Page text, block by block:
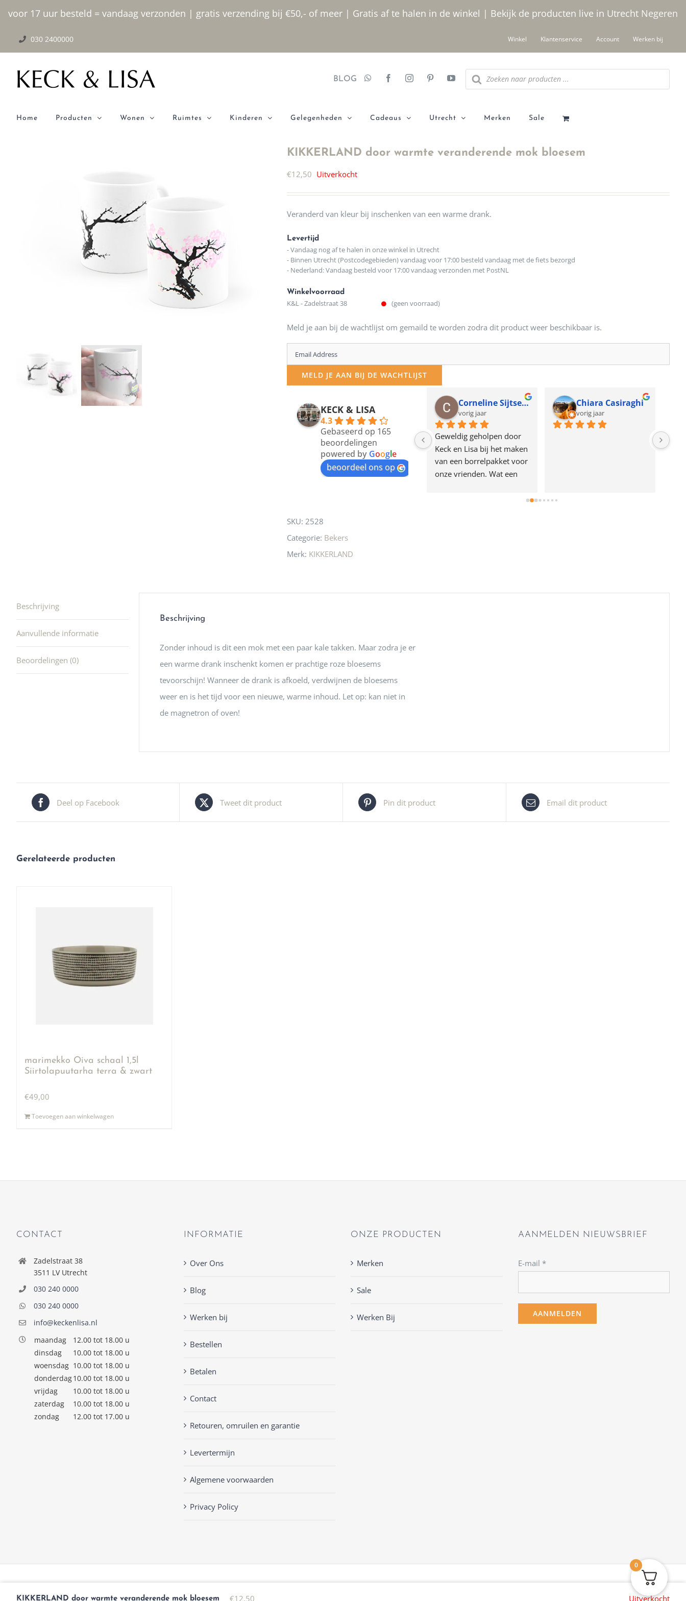
voor 17 uur besteld = vandaag verzonden | gratis verzending bij €50,- of meer | Gratis af te halen in de winkel | Bekijk de producten live in Utrecht Negeren
inhoud
030 2400000 Winkel Klantenservice Account Werken bij
BLOG
Producten
zoeken
Home Producten Wonen Ruimtes Kinderen Gelegenheden Cadeaus Utrecht Merken Sale
KIKKERLAND door warmte veranderende mok bloesem
€12,50 Uitverkocht
Veranderd van kleur bij inschenken van een warme drank.
Levertijd
- Vandaag nog af te halen in onze winkel in Utrecht
- Binnen Utrecht (Postcodegebieden) vandaag voor 17:00 besteld vandaag met de fiets bezorgd
- Nederland: Vandaag besteld voor 17:00 vandaag verzonden met PostNL
Winkelvoorraad
K&L - Zadelstraat 38 (geen voorraad)
Meld je aan bij de wachtlijst om gemaild te worden zodra dit product weer beschikbaar is.
Enter
your
email
MELD JE AAN BIJ DE WACHTLIJST
KECK & LISA
4.3
Gebaseerd op 165
beoordelingen
powered by Google
beoordeel ons op
ook heel aardig en gezellig
12 maanden geleden
Waarom in hemelsnaam
de woonwinkel op de
klippen  laten lopen? Waar
moeten nu de design
Corneline Sijtsema
vorig jaar
Geweldig geholpen door
Keck en Lisa bij het maken
van een borrelpakket voor
onze vrienden. Wat een
Chiara Casiraghi
vorig jaar
SKU: 2528
Categorie: Bekers
Merk: KIKKERLAND
KIKKERLAND door warmte veranderende mok bloesem €12,50 Uitverkocht
Beschrijving
Aanvullende informatie
Beoordelingen (0)
Beschrijving
Zonder inhoud is dit een mok met een paar kale takken. Maar zodra je er
een warme drank inschenkt komen er prachtige roze bloesems
tevoorschijn! Wanneer de drank is afkoeld, verdwijnen de bloesems
weer en is het tijd voor een nieuwe, warme inhoud. Let op: kan niet in
de magnetron of oven!
Deel op Facebook Tweet dit product Pin dit product Email dit product
Gerelateerde producten
marimekko Oiva schaal 1,5l
Siirtolapuutarha terra & zwart
€49,00
Toevoegen aan winkelwagen
CONTACT
Zadelstraat 38
3511 LV Utrecht
030 240 0000
030 240 0000
info@keckenlisa.nl
maandag
12.00 tot 18.00 u
dinsdag
10.00 tot 18.00 u
woensdag 10.00 tot 18.00 u
donderdag10.00 tot 18.00 u
vrijdag
10.00 tot 18.00 u
zaterdag
10.00 tot 18.00 u
zondag
12.00 tot 17.00 u
INFORMATIE
Over Ons
Blog
Werken bij
Bestellen
Betalen
Contact
Retouren, omruilen en garantie
Levertermijn
Algemene voorwaarden
Privacy Policy
ONZE PRODUCTEN
Merken
Sale
Werken Bij
AANMELDEN NIEUWSBRIEF
E-mail *
0